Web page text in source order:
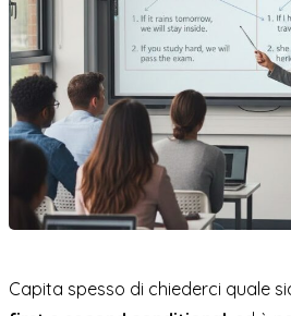
Capita spesso di chiederci quale